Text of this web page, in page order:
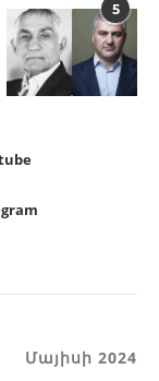
5
Մայիսի 2024